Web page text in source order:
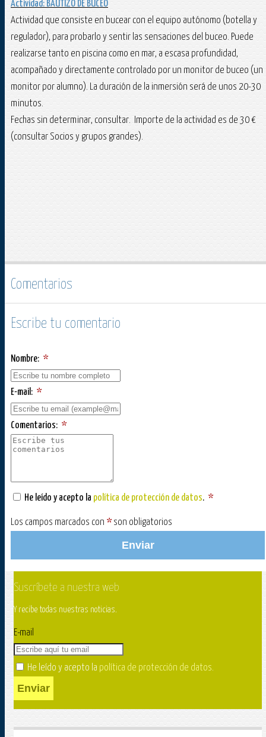
Actividad: BAUTIZO DE BUCEO
Actividad que consiste en bucear con el equipo autónomo (botella y
regulador), para probarlo y sentir las sensaciones del buceo. Puede
realizarse tanto en piscina como en mar, a escasa profundidad,
acompañado y directamente controlado por un monitor de buceo (un
monitor por alumno). La duración de la inmersión será de unos 20-30
minutos.
Fechas sin determinar, consultar. Importe de la actividad es de 30 €
(consultar Socios y grupos grandes).
Comentarios
Escribe tu comentario
Nombre: *
E-mail: *
Comentarios: *
He leído y acepto la política de protección de datos. *
Los campos marcados con * son obligatorios
Enviar
Suscríbete a nuestra web
Y recibe todas nuestras noticias.
E-mail
He leído y acepto la política de protección de datos.
Enviar